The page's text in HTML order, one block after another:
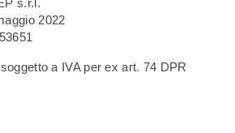
2022
a IVA per ex art. 74 DPR